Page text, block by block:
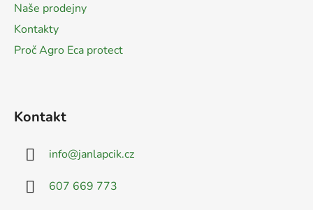
Naše prodejny
Kontakty
Proč Agro Eca protect
Kontakt
info@janlapcik.cz
607 669 773